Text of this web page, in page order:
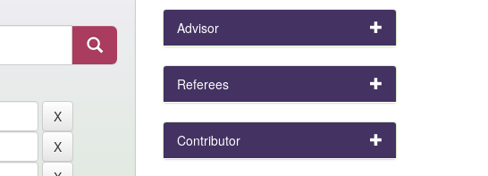
Advisor
Referees
Contributor